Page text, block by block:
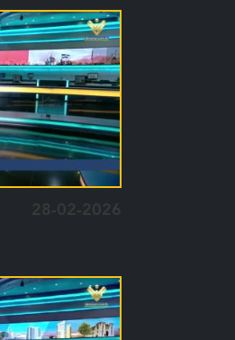
28-02-2026